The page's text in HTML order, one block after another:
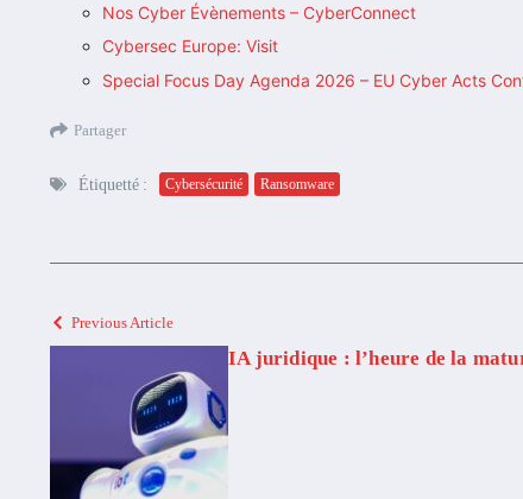
Nos Cyber Évènements – CyberConnect
Cybersec Europe: Visit
Special Focus Day Agenda 2026 – EU Cyber Acts
Partager
Étiquetté : Cybersécurité Ransomware
Previous Article
IA juridique : l’heure de la